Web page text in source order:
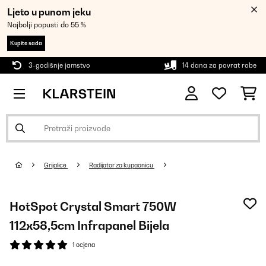
Ljeto u punom jeku
Najbolji popusti do 55 %
Kupite sada
3-godišnje jamstvo 14 dana za povrat robe
Grijalice Radijator za kupaonicu
HotSpot Crystal Smart 750W
112x58,5cm Infrapanel Bijela
1 ocjena